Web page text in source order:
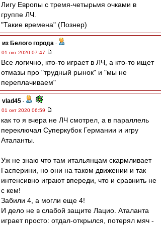
Лигу Европы с тремя-четырьмя очками в
группе ЛЧ.
"Такие времена" (Познер)
из Белого города -
01 окт 2020 07:47
Все логично, кто-то играет в ЛЧ, а кто-то ищет
отмазы про "трудный рынок" и "мы не
переплачиваем"
vlad45 -
01 окт 2020 06:59
как то я вчера не ЛЧ смотрел, а в параллель
переключал Суперкубок Германии и игру
Аталанты.
Уж не знаю что там итальянцам скармливает
Гасперини, но они на таком движении и так
интенсивно играют впереди, что и сравнить не
с кем!
Забили 4, а могли еще 4!
И дело не в слабой защите Лацио. Аталанта
играет просто: отдал-открылся, потерял мяч -